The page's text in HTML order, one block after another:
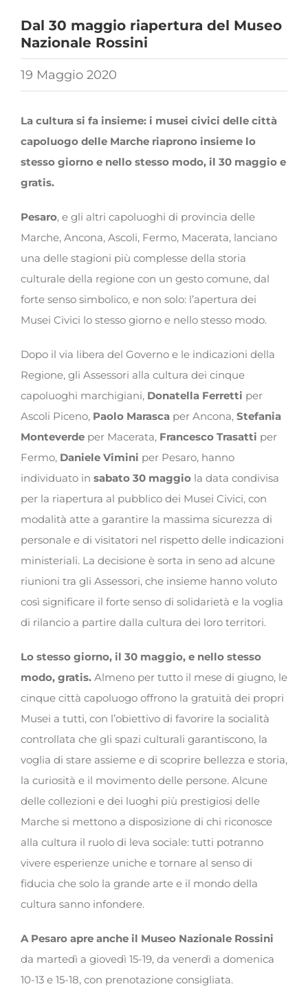
Dal 30 maggio riapertura del Museo
Nazionale Rossini
19 Maggio 2020
La cultura si fa insieme: i musei civici delle città
capoluogo delle Marche riaprono insieme lo
stesso giorno e nello stesso modo, il 30 maggio e
gratis.
Pesaro, e gli altri capoluoghi di provincia delle
Marche, Ancona, Ascoli, Fermo, Macerata, lanciano
una delle stagioni più complesse della storia
culturale della regione con un gesto comune, dal
forte senso simbolico, e non solo: l’apertura dei
Musei Civici lo stesso giorno e nello stesso modo.
Dopo il via libera del Governo e le indicazioni della
Regione, gli Assessori alla cultura dei cinque
capoluoghi marchigiani, Donatella Ferretti per
Ascoli Piceno, Paolo Marasca per Ancona, Stefania
Monteverde per Macerata, Francesco Trasatti per
Fermo, Daniele Vimini per Pesaro, hanno
individuato in sabato 30 maggio la data condivisa
per la riapertura al pubblico dei Musei Civici, con
modalità atte a garantire la massima sicurezza di
personale e di visitatori nel rispetto delle indicazioni
ministeriali. La decisione è sorta in seno ad alcune
riunioni tra gli Assessori, che insieme hanno voluto
così significare il forte senso di solidarietà e la voglia
di rilancio a partire dalla cultura dei loro territori.
Lo stesso giorno, il 30 maggio, e nello stesso
modo, gratis. Almeno per tutto il mese di giugno, le
cinque città capoluogo offrono la gratuità dei propri
Musei a tutti, con l’obiettivo di favorire la socialità
controllata che gli spazi culturali garantiscono, la
voglia di stare assieme e di scoprire bellezza e storia,
la curiosità e il movimento delle persone. Alcune
delle collezioni e dei luoghi più prestigiosi delle
Marche si mettono a disposizione di chi riconosce
alla cultura il ruolo di leva sociale: tutti potranno
vivere esperienze uniche e tornare al senso di
fiducia che solo la grande arte e il mondo della
cultura sanno infondere.
A Pesaro apre anche il Museo Nazionale Rossini
da martedì a giovedì 15-19, da venerdì a domenica
10-13 e 15-18, con prenotazione consigliata.